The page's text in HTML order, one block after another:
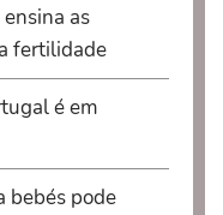
as
fertilidade
é em
bebés pode